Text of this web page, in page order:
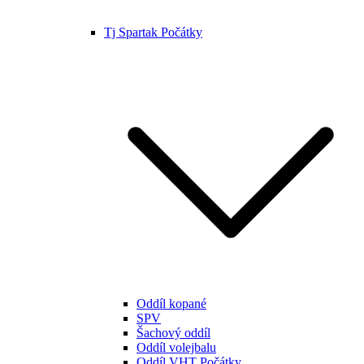
Tj Spartak Počátky
Oddíl kopané
SPV
Šachový oddíl
Oddíl volejbalu